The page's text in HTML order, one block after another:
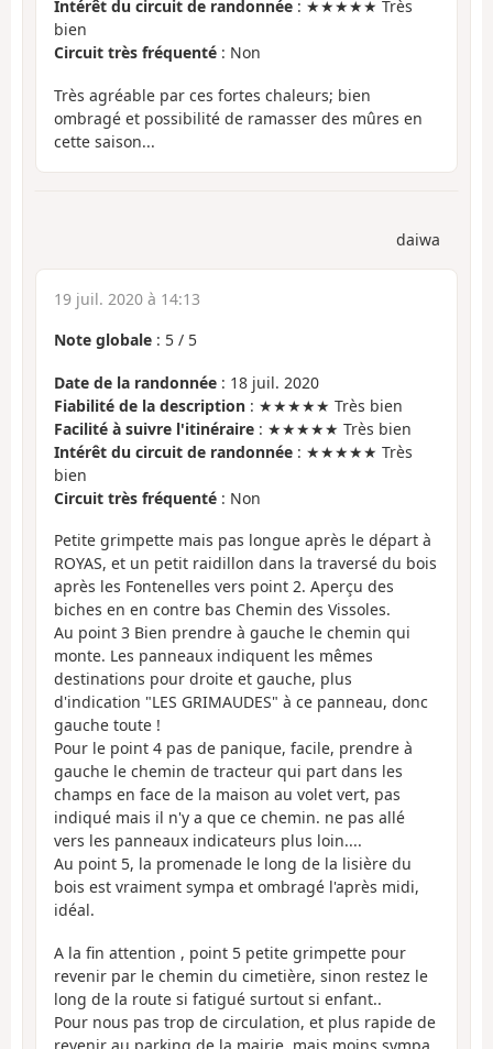
Intérêt du circuit de randonnée : ★★★★★ Très
bien
Circuit très fréquenté : Non
Très agréable par ces fortes chaleurs; bien
ombragé et possibilité de ramasser des mûres en
cette saison...
daiwa
19 juil. 2020 à 14:13
Note globale : 5 / 5
Date de la randonnée : 18 juil. 2020
Fiabilité de la description : ★★★★★ Très bien
Facilité à suivre l'itinéraire : ★★★★★ Très bien
Intérêt du circuit de randonnée : ★★★★★ Très
bien
Circuit très fréquenté : Non
Petite grimpette mais pas longue après le départ à
ROYAS, et un petit raidillon dans la traversé du bois
après les Fontenelles vers point 2. Aperçu des
biches en en contre bas Chemin des Vissoles.
Au point 3 Bien prendre à gauche le chemin qui
monte. Les panneaux indiquent les mêmes
destinations pour droite et gauche, plus
d'indication "LES GRIMAUDES" à ce panneau, donc
gauche toute !
Pour le point 4 pas de panique, facile, prendre à
gauche le chemin de tracteur qui part dans les
champs en face de la maison au volet vert, pas
indiqué mais il n'y a que ce chemin. ne pas allé
vers les panneaux indicateurs plus loin....
Au point 5, la promenade le long de la lisière du
bois est vraiment sympa et ombragé l'après midi,
idéal.
A la fin attention , point 5 petite grimpette pour
revenir par le chemin du cimetière, sinon restez le
long de la route si fatigué surtout si enfant..
Pour nous pas trop de circulation, et plus rapide de
revenir au parking de la mairie, mais moins sympa